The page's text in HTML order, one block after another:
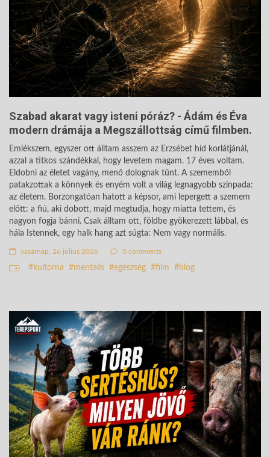
Szabad akarat vagy isteni póráz? - Ádám és Éva
modern drámája a Megszállottság című filmben.
Emlékszem, egyszer ott álltam asszem az Erzsébet híd korlátjánál,
azzal a titkos szándékkal, hogy levetem magam. 17 éves voltam.
Eldobni az életet vagány, menő dolognak tűnt. A szememből
patakzottak a könnyek és enyém volt a világ legnagyobb színpada:
az életem. Borzongatóan hatott a képsor, ami lepergett a szemem
előtt: a fiú, aki dobott, majd megtudja, hogy miatta tettem, és
nagyon fogja bánni. Csak álltam ott, földbe gyökerezett lábbal, és
hála Istennek, egy halk hang azt súgta: Nem vagy normális.
vasárnap, 26 július 2026 0 comments
kultorna mentalis egészség film blog